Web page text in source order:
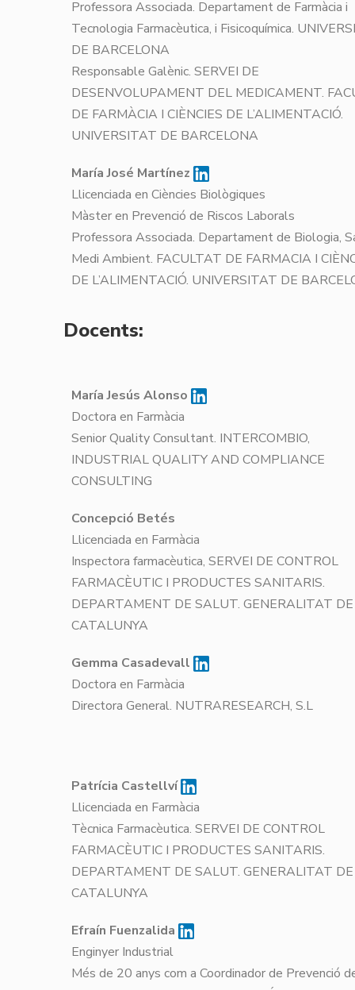
Professora Associada. Departament de Farmàcia i
Tecnologia Farmacèutica, i Fisicoquímica.
DE BARCELONA
Responsable Galènic. SERVEI DE
DESENVOLUPAMENT DEL MEDICAMENT.
DE FARMÀCIA I CIÈNCIES DE L’ALIMENTACIÓ.
UNIVERSITAT DE BARCELONA
María José Martínez
Llicenciada en Ciències Biològiques
Màster en Prevenció de Riscos Laborals
Professora Associada. Departament de Biologia,
Medi Ambient. FACULTAT DE FARMACIA I
DE L’ALIMENTACIÓ. UNIVERSITAT DE
Docents:
María Jesús Alonso
Doctora en Farmàcia
Senior Quality Consultant. INTERCOMBIO,
INDUSTRIAL QUALITY AND COMPLIANCE
CONSULTING
Concepció Betés
Llicenciada en Farmàcia
Inspectora farmacèutica, SERVEI DE CONTROL
FARMACÈUTIC I PRODUCTES SANITARIS.
DEPARTAMENT DE SALUT. GENERALITAT DE
CATALUNYA
Gemma Casadevall
Doctora en Farmàcia
Directora General.
Patrícia Castellví
Llicenciada en Farmàcia
Tècnica Farmacèutica. SERVEI DE CONTROL
FARMACÈUTIC I PRODUCTES SANITARIS.
DEPARTAMENT DE SALUT. GENERALITAT DE
CATALUNYA
Efraín Fuenzalida
Enginyer Industrial
Més de 20 anys com a Coordinador de Prevenció